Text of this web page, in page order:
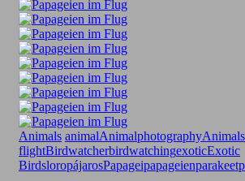
Animals animalAnimalphotographyAnimals
flightBirdwatcherbirdwatchingexoticExotic
BirdsloropájarosPapageipapageienparakeet